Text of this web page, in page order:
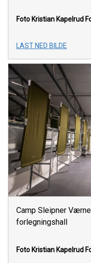
Foto Kristian Kapelrud
LAST NED BILDE
Camp Sleipner
forlegningshall
Foto Kristian Kapelrud